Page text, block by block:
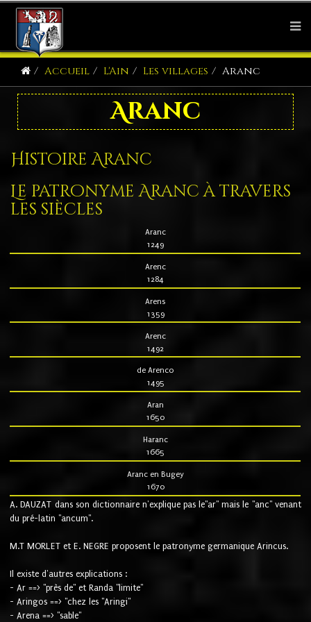
Accueil L'Ain Les villages Aranc
Aranc
Histoire Aranc
Le patronyme Aranc à travers
les siècles
Aranc
1249
Arenc
1284
Arens
1359
Arenc
1492
de Arenco
1495
Aran
1650
Haranc
1665
Aranc en Bugey
1670
A. DAUZAT dans son dictionnaire n'explique pas le"ar" mais le "anc" venant
du pré-latin "ancum".
M.T MORLET et E. NEGRE proposent le patronyme germanique Arincus.
Il existe d'autres explications :
- Ar ==> "près de" et Randa "limite"
- Aringos ==> "chez les "Aringi"
- Arena ==> "sable"